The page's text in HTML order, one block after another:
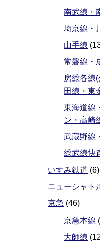
南武線・
埼京線・
山手線
常磐線・
房総各線
田線・東
東海道線
ン・高崎
武蔵野線
総武線快
いすみ鉄道 (6)
ニューシャト
京急 (46)
京急本線
大師線